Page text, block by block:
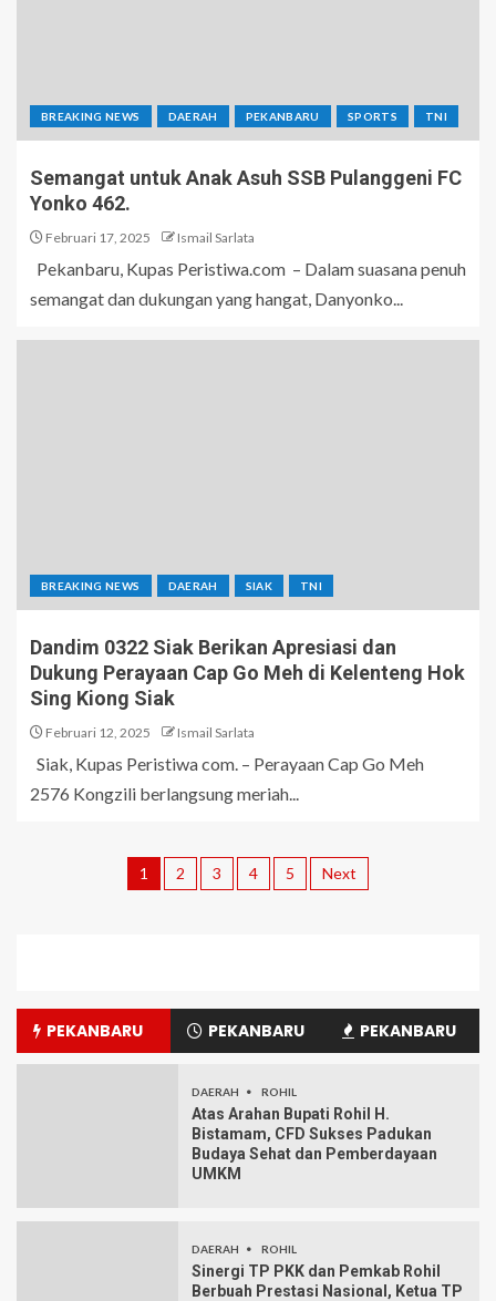
BREAKING NEWS DAERAH PEKANBARU SPORTS TNI
Semangat untuk Anak Asuh SSB Pulanggeni FC
Yonko 462.
Februari 17, 2025 Ismail Sarlata
Pekanbaru, Kupas Peristiwa.com – Dalam suasana penuh
semangat dan dukungan yang hangat, Danyonko...
BREAKING NEWS DAERAH SIAK TNI
Dandim 0322 Siak Berikan Apresiasi dan
Dukung Perayaan Cap Go Meh di Kelenteng Hok
Sing Kiong Siak
Februari 12, 2025 Ismail Sarlata
Siak, Kupas Peristiwa com. – Perayaan Cap Go Meh
2576 Kongzili berlangsung meriah...
1 2 3 4 5 Next
PEKANBARU PEKANBARU PEKANBARU
DAERAH ROHIL
Atas Arahan Bupati Rohil H.
Bistamam, CFD Sukses Padukan
Budaya Sehat dan Pemberdayaan
UMKM
DAERAH ROHIL
Sinergi TP PKK dan Pemkab Rohil
Berbuah Prestasi Nasional, Ketua TP